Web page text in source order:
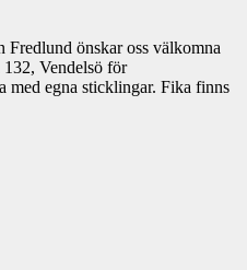
Fredlund önskar oss välkomna
Vendelsö för
med egna sticklingar. Fika finns